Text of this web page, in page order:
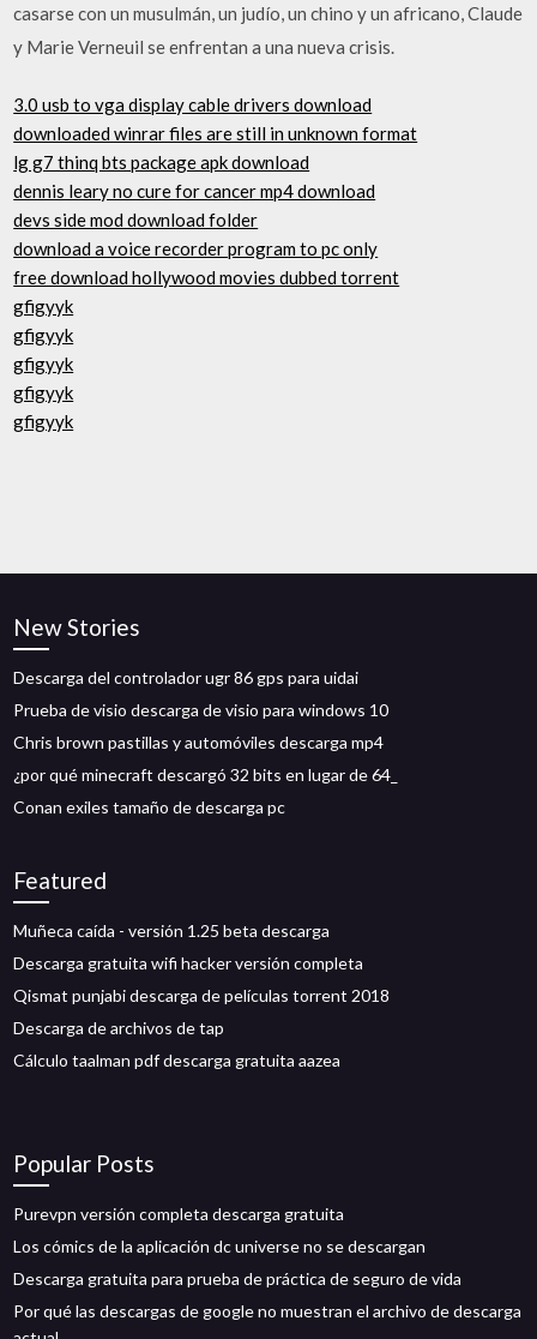
casarse con un musulmán, un judío, un chino y un africano, Claude
y Marie Verneuil se enfrentan a una nueva crisis.
3.0 usb to vga display cable drivers download
downloaded winrar files are still in unknown format
lg g7 thinq bts package apk download
dennis leary no cure for cancer mp4 download
devs side mod download folder
download a voice recorder program to pc only
free download hollywood movies dubbed torrent
gfigyyk
gfigyyk
gfigyyk
gfigyyk
gfigyyk
New Stories
Descarga del controlador ugr 86 gps para uidai
Prueba de visio descarga de visio para windows 10
Chris brown pastillas y automóviles descarga mp4
¿por qué minecraft descargó 32 bits en lugar de 64_
Conan exiles tamaño de descarga pc
Featured
Muñeca caída - versión 1.25 beta descarga
Descarga gratuita wifi hacker versión completa
Qismat punjabi descarga de películas torrent 2018
Descarga de archivos de tap
Cálculo taalman pdf descarga gratuita aazea
Popular Posts
Purevpn versión completa descarga gratuita
Los cómics de la aplicación dc universe no se descargan
Descarga gratuita para prueba de práctica de seguro de vida
Por qué las descargas de google no muestran el archivo de descarga